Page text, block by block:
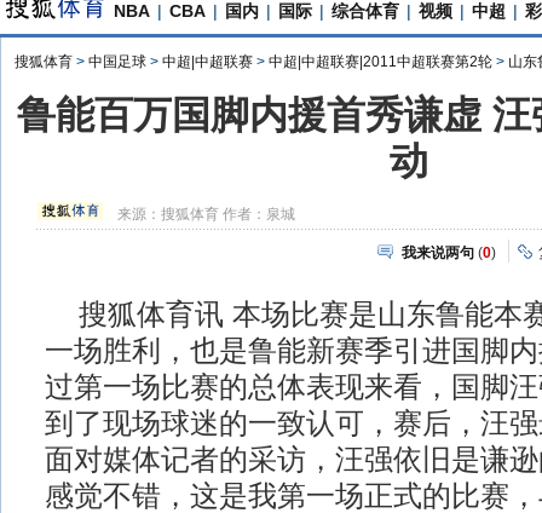
NBA | CBA | 国内 | 国际 | 综合体育 | 视频 | 中超 |
搜狐体育 > 中国足球 > 中超|中超联赛 > 中超|中超联赛|2011中超联赛第2轮 > 山东
鲁能百万国脚内援首秀谦虚
动
来源：搜狐体育 作者：泉城
我来说两句 (0)
搜狐体育讯 本场比赛是山东鲁能本
一场胜利，也是鲁能新赛季引进国脚
过第一场比赛的总体表现来看，国脚
到了现场球迷的一致认可，赛后，汪
面对媒体记者的采访，汪强依旧是谦
感觉不错，这是我第一场正式的比赛